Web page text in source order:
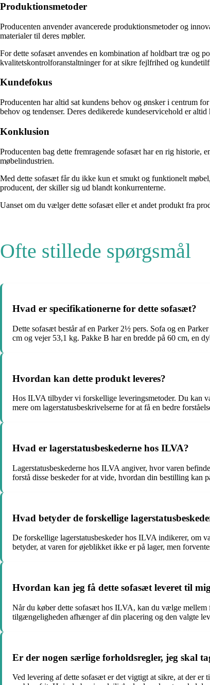
Produktionsmetoder
Producenten anvender avancerede produktionsmetoder og
materialer til deres møbler.
For dette sofasæt anvendes en kombination af holdbart træ og
kvalitetskontrolforanstaltninger for at sikre fejlfrihed og
Kundefokus
Producenten har altid sat kundens behov og ønsker i centrum
behov og tendenser. Deres dedikerede kundeservicehold er
Konklusion
Producenten bag dette fremragende sofasæt har en rig
møbelindustrien.
Med dette sofasæt får du ikke kun et smukt og funktionelt
producent, der skiller sig ud blandt konkurrenterne.
Uanset om du vælger dette sofasæt eller et andet produkt fra
Ofte stillede spørgsmål
Hvad er specifikationerne for dette sofasæt?
Dette sofasæt består af en Parker 2½ pers. Sofa og en
cm og vejer 53,1 kg. Pakke B har en bredde på 60 cm, en
Hvordan kan dette produkt leveres?
Hos ILVA tilbyder vi forskellige leveringsmetoder. Du kan
mere om lagerstatusbeskrivelserne for at få en bedre
Hvad er lagerstatusbeskederne hos ILVA?
Lagerstatusbeskederne hos ILVA angiver, hvor varen
forstå disse beskeder for at vide, hvordan din bestilling kan
Hvad betyder de forskellige
De forskellige lagerstatusbeskeder hos ILVA indikerer, om
betyder, at varen for øjeblikket ikke er på lager, men
Hvordan kan jeg få dette sofasæt leveret til
Når du køber dette sofasæt hos ILVA, kan du vælge
tilgængeligheden afhænger af din placering og den valgte
Er der nogen særlige forholdsregler, jeg skal
Ved levering af dette sofasæt er det vigtigt at sikre, at der